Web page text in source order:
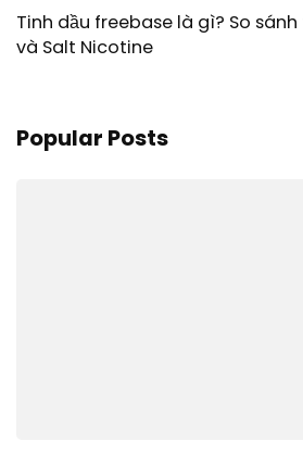
Tinh dầu freebase là gì? So
và Salt Nicotine
Popular Posts